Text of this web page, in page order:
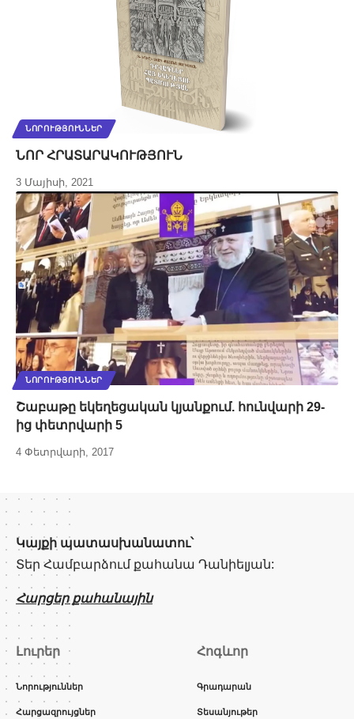
ՆՈՐՈՒԹՅՈՒՆՆԵՐ
ՆՈՐ ՀՐԱՏԱՐԱԿՈՒԹՅՈՒՆ
3 Մայիսի, 2021
ՆՈՐՈՒԹՅՈՒՆՆԵՐ
Շաբաթը եկեղեցական կյանքում. հունվարի 29-
ից փետրվարի 5
4 Փետրվարի, 2017
Կայքի պատասխանատու՝
Տեր Համբարձում քահանա Դանիելյան:
Հարցեր քահանային
Լուրեր
Նորություններ
Հարցազրույցներ
Հոգևոր
Գրադարան
Տեսանյութեր